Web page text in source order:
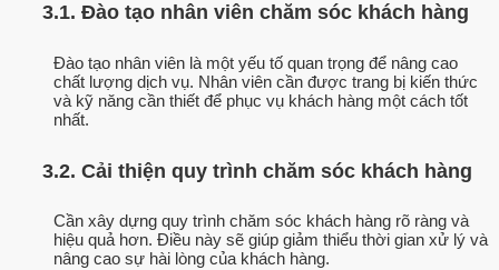
3.1. Đào tạo nhân viên chăm sóc khách hàng
Đào tạo nhân viên là một yếu tố quan trọng để nâng cao
chất lượng dịch vụ. Nhân viên cần được trang bị kiến thức
và kỹ năng cần thiết để phục vụ khách hàng một cách tốt
nhất.
3.2. Cải thiện quy trình chăm sóc khách hàng
Cần xây dựng quy trình chăm sóc khách hàng rõ ràng và
hiệu quả hơn. Điều này sẽ giúp giảm thiểu thời gian xử lý và
nâng cao sự hài lòng của khách hàng.